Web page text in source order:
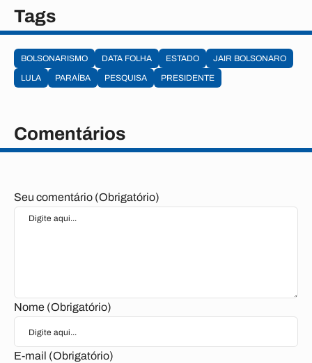
Tags
BOLSONARISMO DATA FOLHA ESTADO
JAIR BOLSONARO
LULA
PARAÍBA PESQUISA PRESIDENTE
Comentários
Seu comentário (Obrigatório)
Nome (Obrigatório)
E-mail (Obrigatório)